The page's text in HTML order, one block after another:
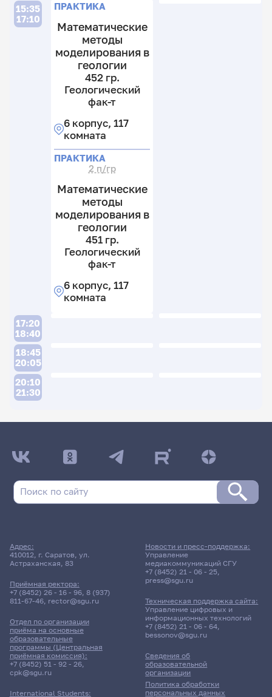
15:35
17:10
ПРАКТИКА
Математические
методы
моделирования в
геологии
452 гр.
Геологический
фак-т
6 корпус, 117
комната
ПРАКТИКА
2 п/гр
Математические
методы
моделирования в
геологии
451 гр.
Геологический
фак-т
6 корпус, 117
комната
17:20
18:40
18:45
20:05
20:10
21:30
ДАТА ПОСЛЕДНЕГО ОБНОВЛЕНИЯ:
05.02.2026
Владимирович
Расписание сессии еще не заполнено!
Адрес:
410012, г. Саратов, ул.
Астраханская, 83
Приёмная ректора:
+7 (8452) 26 - 16 - 96, 8 (937)
811-67-46, rector@sgu.ru
Отдел по организации
приёма на основные
образовательные
программы (Центральная
приёмная комиссия):
+7 (8452) 51 - 92 - 26,
cpk@sgu.ru
International Students:
Сведения об
образовательной
организации
Политика обработки
персональных данных
Новости и пресс-поддержка:
Управление
медиакоммуникаций СГУ
+7 (8452) 21 - 06 - 25,
press@sgu.ru
Техническая поддержка сайта:
Управление цифровых и
информационных технологий
+7 (8452) 21 - 06 - 64,
bessonov@sgu.ru